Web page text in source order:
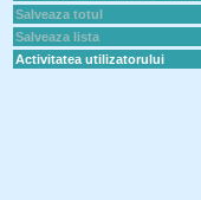
Salveaza totul
Salveaza lista
Activitatea utilizatorului